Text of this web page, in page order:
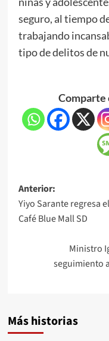
seguro, al tiempo
trabajando
tipo de delitos de
Comparte
Anterior:
Yiyo Sarante regresa
Café Blue Mall SD
Ministro
seguimiento
Más historias